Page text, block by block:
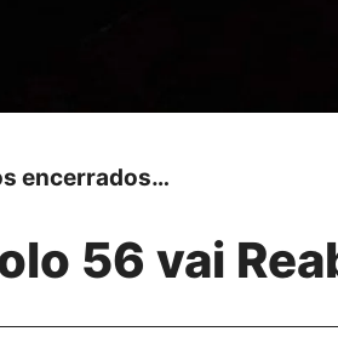
encerrados…
56 vai